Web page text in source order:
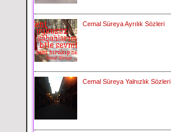
Cemal Süreya Ayrılık Sözleri
Cemal Süreya Yalnızlık Sözleri